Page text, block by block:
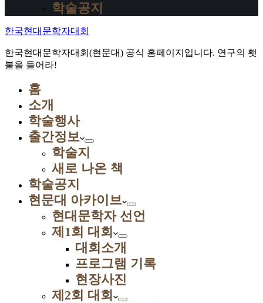
학술공지
한국현대문학자대회
한국현대문학자대회(현문대) 공식 홈페이지입니다. 연구의 횃
불을 들어라!
홈
소개
학술행사
출간정보
학술지
새로 나온 책
학술공지
현문대 아카이브
현대문학자 선언
제1회 대회
대회소개
프로그램 기록
현장사진
제2회 대회